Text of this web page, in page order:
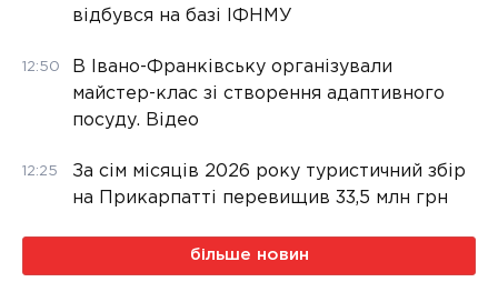
відбувся на базі ІФНМУ
12:50
В Івано-Франківську організували
майстер-клас зі створення адаптивного
посуду. Відео
12:25
За сім місяців 2026 року туристичний збір
на Прикарпатті перевищив 33,5 млн грн
більше новин